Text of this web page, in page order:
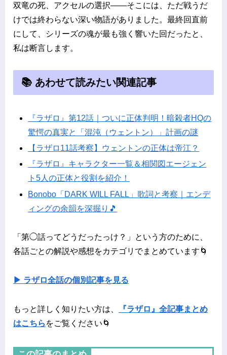
双竜の死、アクセルの選択――そこには、ただ戦うだ
けでは終わらない深い物語がありました。最終回直前
にして、シリーズの魂が最も強く響いた回だったと、
私は断言します。
📚 あわせて読みたい関連記事
『ラザロ』第12話｜ついに正体判明！暗殺者HQの
驚愕の真実と「混沌（ウェントン）」計画の謎
【ラザロ11話考察】ウェントンの正体は帝江？
『ラザロ』キャラクター一覧＆相関図エージェン
ト5人の正体と役割を紹介！
Bonobo「DARK WILL FALL」歌詞と考察｜エンデ
ィングの余韻を深掘り🎵
「第◯話ってどうだったっけ？」という方のために、
各話ごとの解説や感想をカテゴリでまとめています🌀
▶ ラザロ全話の個別記事を見る
もっと詳しく知りたい方は、
『ラザロ』全記事まとめ
はこちら をご覧ください🌀